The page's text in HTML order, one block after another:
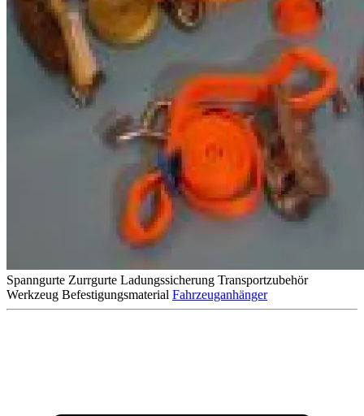
Spanngurte Zurrgurte Ladungssicherung Transportzubehör
Werkzeug Befestigungsmaterial Fahrzeuganhänger